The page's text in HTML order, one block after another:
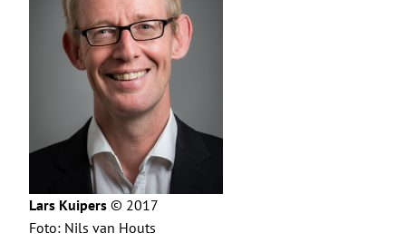
Lars Kuipers© 2017
Foto: Nils van Houts